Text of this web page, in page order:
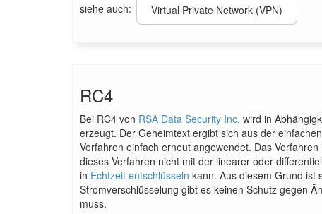
siehe auch: Virtual Private Network (VPN)
RC4
Bei RC4 von RSA Data Security Inc. wird in
erzeugt. Der Geheimtext ergibt sich aus der
Verfahren einfach erneut angewendet. Das
dieses Verfahren nicht mit der linearer oder
in Echtzeit entschlüsseln kann. Aus diesem Grund ist
Stromverschlüsselung gibt es keinen Schutz gegen
muss.